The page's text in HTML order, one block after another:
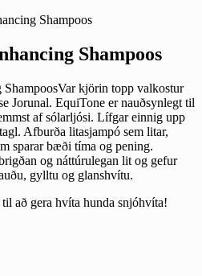
Shampoos
Shampoos
Var kjörin topp valkostur
Jorunal. EquiTone er nauðsynlegt til
af sólarljósi. Lífgar einnig upp
Afburða litasjampó sem litar,
sparar bæði tíma og pening.
og náttúrulegan lit og gefur
gylltu og glanshvítu.
að gera hvíta hunda snjóhvíta!